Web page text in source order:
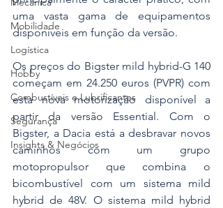
Mobilidade
Logística
Hobby
Combustíveis e Lubrificantes
Segurança
Insights & Negócios
uma vasta gama de equipamentos
disponíveis em função da versão.
Os preços do Bigster mild hybrid-G 140
começam em 24.250 euros (PVPR) com
esta nova motorização disponível a
partir da versão Essential. Com o
Bigster, a Dacia está a desbravar novos
caminhos com um grupo
motopropulsor que combina o
bicombustível com um sistema mild
hybrid de 48V. O sistema mild hybrid